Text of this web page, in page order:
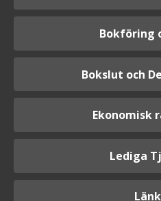
Bokföring
Bokslut och
Ekonomisk
Lediga